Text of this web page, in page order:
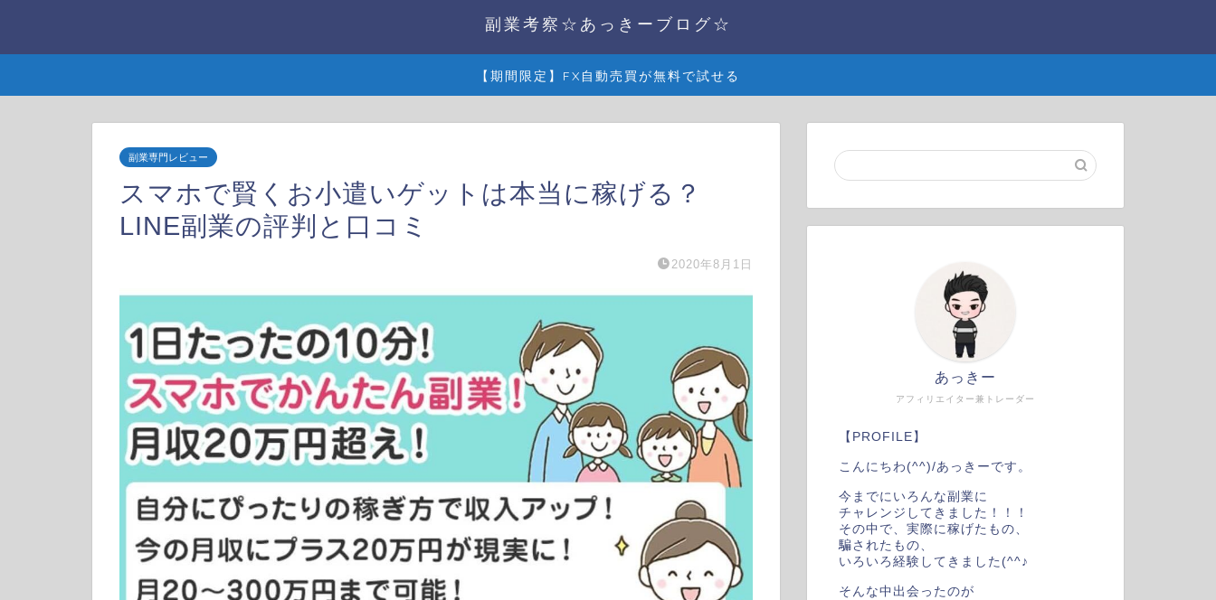
副業考察☆あっきーブログ☆
【期間限定】FX自動売買が無料で試せる
副業専門レビュー
スマホで賢くお小遣いゲットは本当に稼げる？
LINE副業の評判と口コミ
2020年8月1日
アフィリエイター兼トレーダー
あっきー
【PROFILE】
こんにちわ(^^)/あっきーです。
今までにいろんな副業に
チャレンジしてきました！！！
その中で、実際に稼げたもの、
騙されたもの、
いろいろ経験してきました(^^♪
そんな中出会ったのが